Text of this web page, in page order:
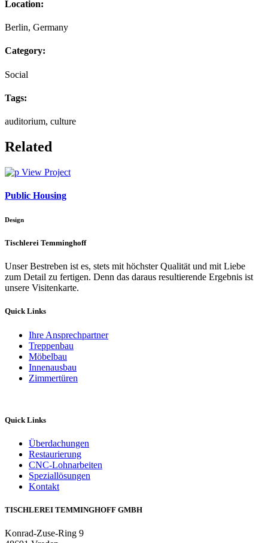
Location:
Berlin, Germany
Category:
Social
Tags:
auditorium, culture
Related
View Project
Public Housing
Design
Tischlerei Temminghoff
Unser Bestreben ist es, stets mit höchster Qualität und mit Liebe
zum Detail zu fertigen. Denn das daraus resultierende Ergebnis ist
unsere Visitenkarte.
Quick Links
Ihre Ansprechpartner
Treppenbau
Möbelbau
Innenausbau
Zimmertüren
Quick Links
Überdachungen
Restaurierung
CNC-Lohnarbeiten
Speziallösungen
Kontakt
TISCHLEREI TEMMINGHOFF GMBH
Konrad-Zuse-Ring 9